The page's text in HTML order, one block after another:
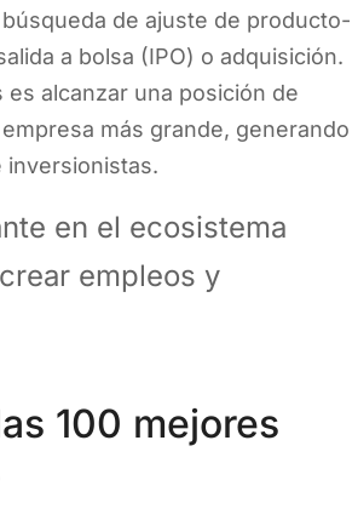
de ajuste de producto-
a bolsa (IPO) o adquisición.
alcanzar una posición de
más grande, generando
en el ecosistema
empleos y
100 mejores